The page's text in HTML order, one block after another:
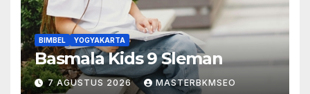
BIMBEL YOGYAKARTA
Basmala Kids 9 Sleman
7 AGUSTUS 2026 MASTERBKMSEO